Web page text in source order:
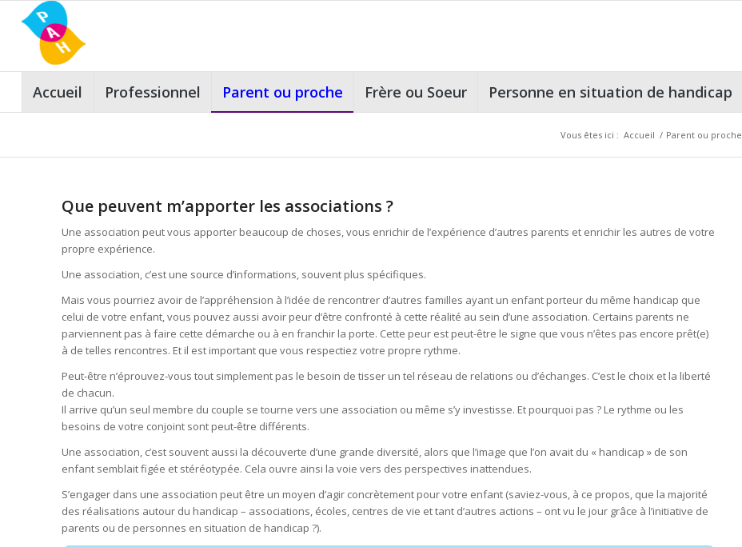
Accueil Professionnel Parent ou proche Frère ou Soeur Personne en situation de handicap
Vous êtes ici : Accueil / Parent ou proche
Que peuvent m’apporter les associations ?
Une association peut vous apporter beaucoup de choses, vous enrichir de l’expérience d’autres parents et enrichir les autres de votre
propre expérience.
Une association, c’est une source d’informations, souvent plus spécifiques.
Mais vous pourriez avoir de l’appréhension à l’idée de rencontrer d’autres familles ayant un enfant porteur du même handicap que
celui de votre enfant, vous pouvez aussi avoir peur d’être confronté à cette réalité au sein d’une association. Certains parents ne
parviennent pas à faire cette démarche ou à en franchir la porte. Cette peur est peut-être le signe que vous n’êtes pas encore prêt(e)
à de telles rencontres. Et il est important que vous respectiez votre propre rythme.
Peut-être n’éprouvez-vous tout simplement pas le besoin de tisser un tel réseau de relations ou d’échanges. C’est le choix et la liberté
de chacun.
Il arrive qu’un seul membre du couple se tourne vers une association ou même s’y investisse. Et pourquoi pas ? Le rythme ou les
besoins de votre conjoint sont peut-être différents.
Une association, c’est souvent aussi la découverte d’une grande diversité, alors que l’image que l’on avait du « handicap » de son
enfant semblait figée et stéréotypée. Cela ouvre ainsi la voie vers des perspectives inattendues.
S’engager dans une association peut être un moyen d’agir concrètement pour votre enfant (saviez-vous, à ce propos, que la majorité
des réalisations autour du handicap – associations, écoles, centres de vie et tant d’autres actions – ont vu le jour grâce à l’initiative de
parents ou de personnes en situation de handicap ?).